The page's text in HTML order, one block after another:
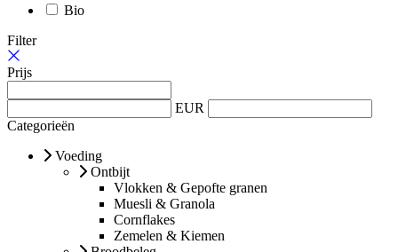
Bio
Filter
Prijs
EUR
Categorieën
Voeding
Ontbijt
Vlokken & Gepofte granen
Muesli & Granola
Cornflakes
Zemelen & Kiemen